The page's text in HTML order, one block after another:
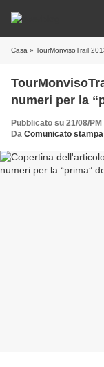
Casa » TourMonvisoTrail
numeri per la
Pubblicato su 21/08/
Da Comunicato